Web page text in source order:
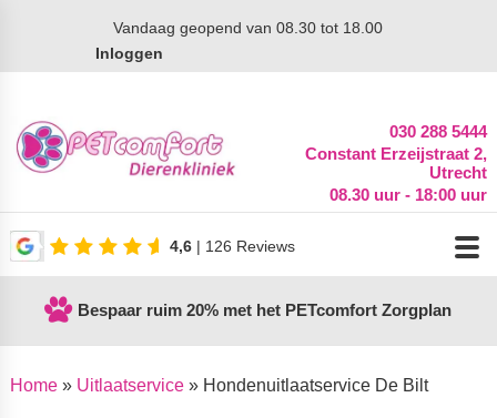
Vandaag geopend van 08.30 tot 18.00
Inloggen
030 288 5444
Constant Erzeijstraat 2,
Utrecht
08.30 uur - 18:00 uur
4,6 | 126 Reviews
Bespaar ruim 20% met het PETcomfort Zorgplan
Home» Uitlaatservice» Hondenuitlaatservice De Bilt